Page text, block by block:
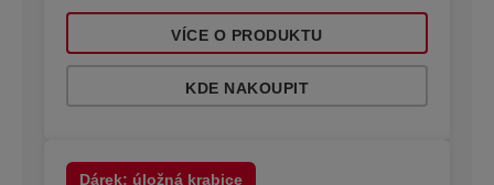
VÍCE O PRODUKTU
KDE NAKOUPIT
Dárek: úložná krabice